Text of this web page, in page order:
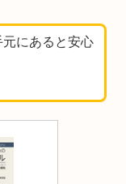
にあると安心